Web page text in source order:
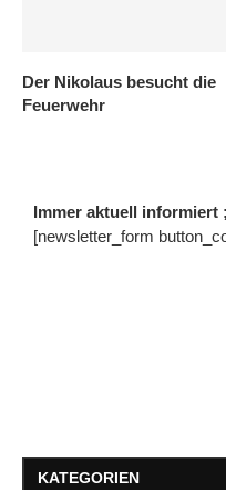
Der Nikolaus besucht die
Feuerwehr
Immer aktuell informiert
[newsletter_form
KATEGORIEN